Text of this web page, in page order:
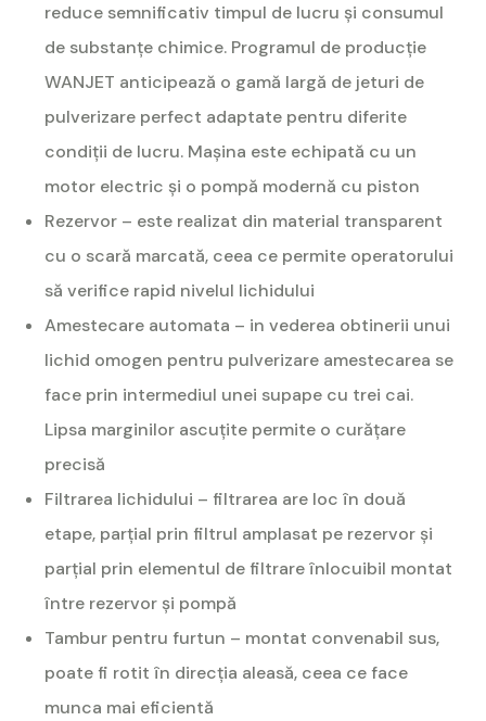
reduce semnificativ timpul de lucru și consumul
de substanțe chimice. Programul de producție
WANJET anticipează o gamă largă de jeturi de
pulverizare perfect adaptate pentru diferite
condiții de lucru. Mașina este echipată cu un
motor electric și o pompă modernă cu piston
Rezervor – este realizat din material transparent
cu o scară marcată, ceea ce permite operatorului
să verifice rapid nivelul lichidului
Amestecare automata – in vederea obtinerii unui
lichid omogen pentru pulverizare amestecarea se
face prin intermediul unei supape cu trei cai.
Lipsa marginilor ascuțite permite o curățare
precisă
Filtrarea lichidului – filtrarea are loc în două
etape, parțial prin filtrul amplasat pe rezervor și
parțial prin elementul de filtrare înlocuibil montat
între rezervor și pompă
Tambur pentru furtun – montat convenabil sus,
poate fi rotit în direcția aleasă, ceea ce face
munca mai eficientă